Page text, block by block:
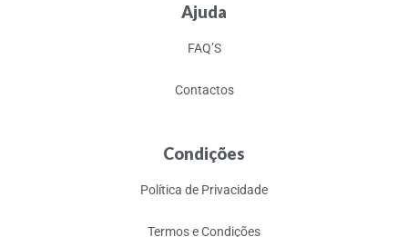
Ajuda
FAQ’S
Contactos
Condições
Política de Privacidade
Termos e Condições